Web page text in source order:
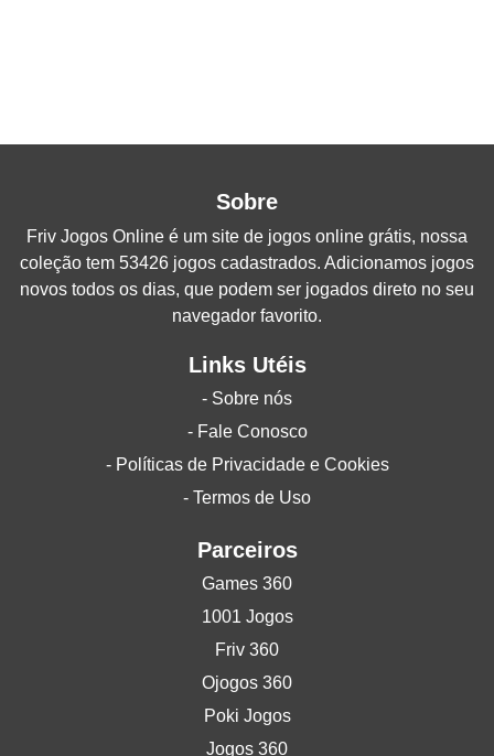
Sobre
Friv Jogos Online é um site de jogos online grátis, nossa
coleção tem 53426 jogos cadastrados. Adicionamos jogos
novos todos os dias, que podem ser jogados direto no seu
navegador favorito.
Links Utéis
- Sobre nós
- Fale Conosco
- Políticas de Privacidade e Cookies
- Termos de Uso
Parceiros
Games 360
1001 Jogos
Friv 360
Ojogos 360
Poki Jogos
Jogos 360